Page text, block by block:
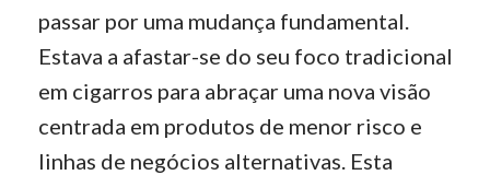
passar por uma mudança fundamental.
Estava a afastar-se do seu foco tradicional
em cigarros para abraçar uma nova visão
centrada em produtos de menor risco e
linhas de negócios alternativas. Esta